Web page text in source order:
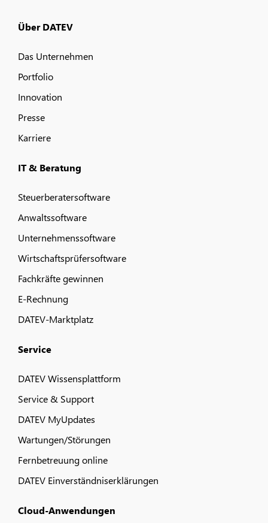
Über DATEV
Das Unternehmen
Portfolio
Innovation
Presse
Karriere
IT & Beratung
Steuerberatersoftware
Anwaltssoftware
Unternehmenssoftware
Wirtschaftsprüfersoftware
Fachkräfte gewinnen
E-Rechnung
DATEV-Marktplatz
Service
DATEV Wissensplattform
Service & Support
DATEV MyUpdates
Wartungen/Störungen
Fernbetreuung online
DATEV Einverständniserklärungen
Cloud-Anwendungen